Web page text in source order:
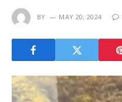
BY MAY 20, 2024